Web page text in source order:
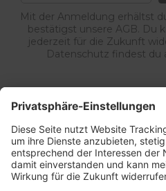
Mit der Anmeldung erhältst
bestätigst unsere AGB. Du
jederzeit für die Zukunft
Datenschutz findest du